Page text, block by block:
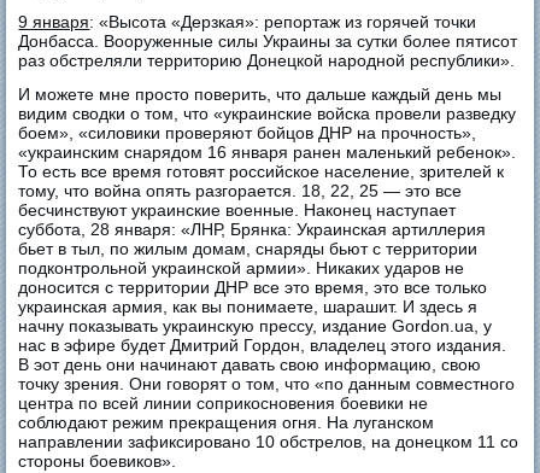
9 января: «Высота «Дерзкая»: репортаж из горячей точки
Донбасса. Вооруженные силы Украины за сутки более пятисот
раз обстреляли территорию Донецкой народной республики».
И можете мне просто поверить, что дальше каждый день мы
видим сводки о том, что «украинские войска провели разведку
боем», «силовики проверяют бойцов ДНР на прочность»,
«украинским снарядом 16 января ранен маленький ребенок».
То есть все время готовят российское население, зрителей к
тому, что война опять разгорается. 18, 22, 25 — это все
бесчинствуют украинские военные. Наконец наступает
суббота, 28 января: «ЛНР, Брянка: Украинская артиллерия
бьет в тыл, по жилым домам, снаряды бьют с территории
подконтрольной украинской армии». Никаких ударов не
доносится с территории ДНР все это время, это все только
украинская армия, как вы понимаете, шарашит. И здесь я
начну показывать украинскую прессу, издание Gordon.ua, у
нас в эфире будет Дмитрий Гордон, владелец этого издания.
В эот день они начинают давать свою информацию, свою
точку зрения. Они говорят о том, что «по данным совместного
центра по всей линии соприкосновения боевики не
соблюдают режим прекращения огня. На луганском
направлении зафиксировано 10 обстрелов, на донецком 11 со
стороны боевиков».